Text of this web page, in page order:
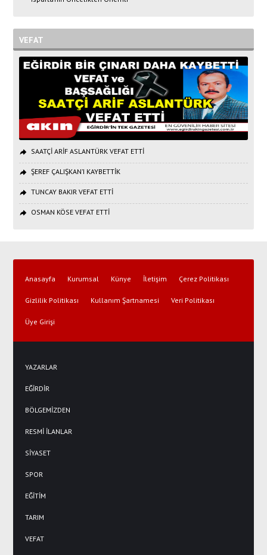
VEFAT
SAATÇİ ARİF ASLANTÜRK VEFAT ETTİ
ŞEREF ÇALIŞKAN’I KAYBETTİK
TUNCAY BAKIR VEFAT ETTİ
OSMAN KÖSE VEFAT ETTİ
Anasayfa Kurumsal Künye İletişim Çerez Politikası
Gizlilik Politikası Kullanım Şartnamesi Veri Politikası
Üye Girişi
YAZARLAR
EĞİRDİR
BÖLGEMİZDEN
RESMİ İLANLAR
SİYASET
SPOR
EĞİTİM
TARIM
VEFAT